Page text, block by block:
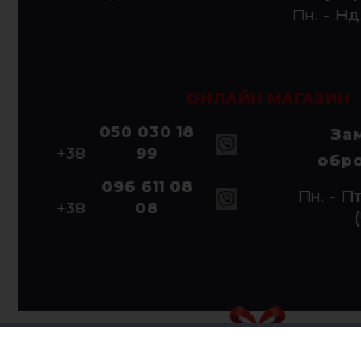
Пн. -
ОНЛАЙН МАГАЗИН
+38
050 030 18
99
+38
096 611 08
08
Пн. -